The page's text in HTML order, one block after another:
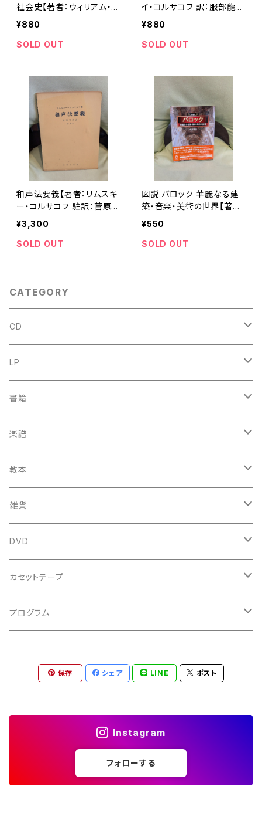
社会史【著者：ウィリアム・ウ
ェーバー 訳：城戸明子】出
3年
¥880
SOLD OUT
イ・コルサコフ 訳：服部龍太
郎】出版社：和田書店 昭和2
¥880
SOLD OUT
和声法要義【著者：リムスキ
ー・コルサコフ 駐訳：菅原明
朗】出版社：音友 昭和28年
¥3,300
SOLD OUT
図説 バロック 華麗なる建
築・音楽・美術の世界【著
者：中島智章】出版社：河出
010年
¥550
SOLD OUT
CATEGORY
CD
古楽
中古CD
鍋島元子関連CD
古楽以外
中古CD
LP
古楽
中古LP
鍋島元子関連LP
古楽以外
中古LP
書籍
古楽関係
中古本
新古本
古楽以外
中古本
中古本
楽譜
古楽関係
スコア
鍵盤用
古楽以外
スコア
教本
古楽関係
古楽以外
雑貨
トートバッグ
バロック
ルネサンス
DVD
古楽
古楽以外
カセットテープ
古楽
プログラム
古楽以外
保存 シェア LINE ポスト
Instagram
フォローする